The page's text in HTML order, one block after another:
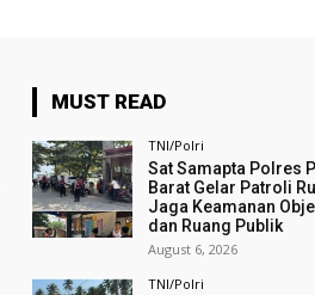
MUST READ
TNI/Polri
Sat Samapta Polres
Barat Gelar Patroli
Jaga Keamanan
dan Ruang Publik
August 6, 2026
TNI/Polri